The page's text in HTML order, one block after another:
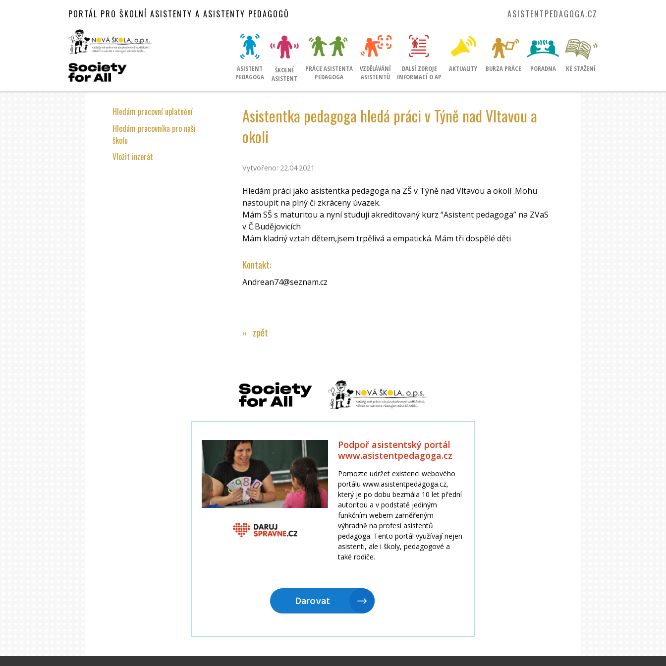
PORTÁL PRO ŠKOLNÍ ASISTENTY A ASISTENTY PEDAGOGŮ ASISTENTPEDAGOGA.CZ
ASISTENT
PEDAGOGA
ŠKOLNÍ
ASISTENT
PRÁCE ASISTENTA
PEDAGOGA
VZDĚLÁVÁNÍ
ASISTENTŮ
DALSÍ ZDROJE
INFORMACÍ O AP
AKTUALITY BURZA PRÁCE PORADNA KE STAŽENÍ
Hledám pracovní uplatnění
Hledám pracovníka pro naši
školu
Vložit inzerát
Asistentka pedagoga hledá práci v Týně nad Vltavou a
okoli
Vytvořeno: 22.04.2021
Hledám práci jako asistentka pedagoga na ZŠ v Týně nad Vltavou a okolí .Mohu
nastoupit na plný či zkráceny úvazek.
Mám SŠ s maturitou a nyní studuji akreditovaný kurz “Asistent pedagoga” na ZVaS
v Č.Budějovicích
Mám kladný vztah dětem,jsem trpělivá a empatická. Mám tři dospělé děti
Kontakt:
Andrean74@seznam.cz
« zpět